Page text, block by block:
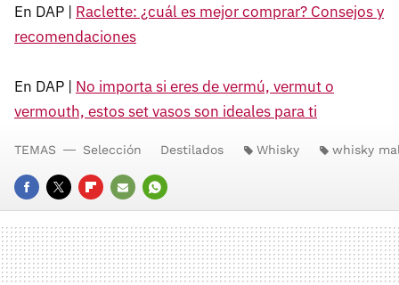
En DAP | Raclette: ¿cuál es mejor comprar? Consejos y
recomendaciones
En DAP | No importa si eres de vermú, vermut o
vermouth, estos set vasos son ideales para ti
FACEBOOK
TWITTERFLIPBOARD
E-
MAIL
WHATSAPP
TEMAS Selección Destilados Whisky whisky